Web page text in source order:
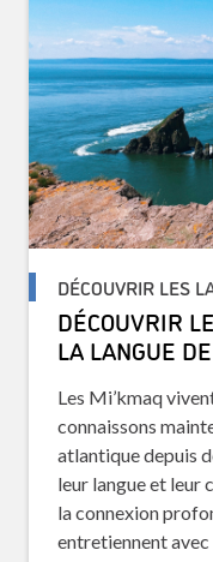
DÉCOUVRIR LES
DÉCOUVRIR
LA LANGUE
Les Mi’kmaq
connaissons
atlantique depuis
leur langue et leur
la connexion
entretiennent avec